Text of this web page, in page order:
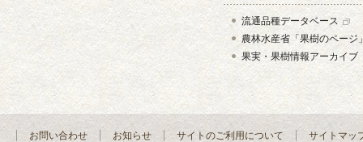
流通品種データベース
農林水産省「果樹のページ
果実・果樹情報アーカイブ
お問い合わせ お知らせ サイトのご利用について サイトマッ